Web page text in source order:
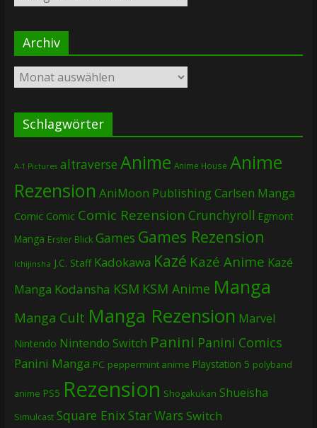
Archiv
Archiv
Schlagwörter
A-1 Pictures altraverse Anime Anime House Anime
Rezension AniMoon PublishingCarlsen Manga
Comic Comic Comic Rezension Crunchyroll Egmont
Manga Erster Blick Games Games Rezension
Ichijinsha J.C. Staff Kadokawa Kazé Kazé Anime Kazé
Manga Kodansha KSM KSM Anime Manga
Manga Cult Manga Rezension Marvel
Nintendo Nintendo Switch Panini Panini Comics
Panini Manga PC peppermint anime Playstation 5 polyband
anime PS5 Rezension Shogakukan Shueisha
Simulcast Square EnixStar Wars Switch